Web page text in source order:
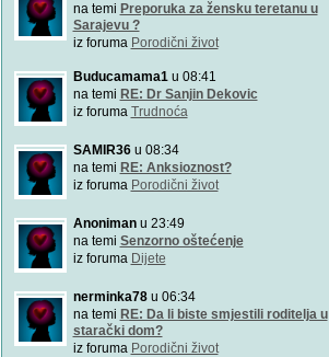
na temi Preporuka za žensku teretanu u
Sarajevu ?
iz foruma Porodični život
Buducamama1u 08:41
na temi RE: Dr Sanjin Dekovic
iz foruma Trudnoća
SAMIR36u 08:34
na temi RE: Anksioznost?
iz foruma Porodični život
Anonimanu 23:49
na temi Senzorno oštećenje
iz foruma Dijete
nerminka78u 06:34
na temi RE: Da li biste smjestili roditelja u
starački dom?
iz foruma Porodični život